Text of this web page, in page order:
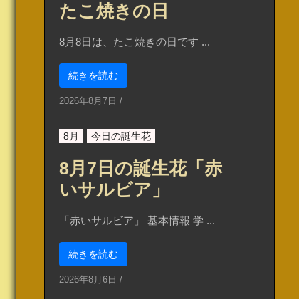
たこ焼きの日
8月8日は、たこ焼きの日です ...
続きを読む
2026年8月7日 /
8月 今日の誕生花
8月7日の誕生花「赤
いサルビア」
「赤いサルビア」 基本情報 学 ...
続きを読む
2026年8月6日 /